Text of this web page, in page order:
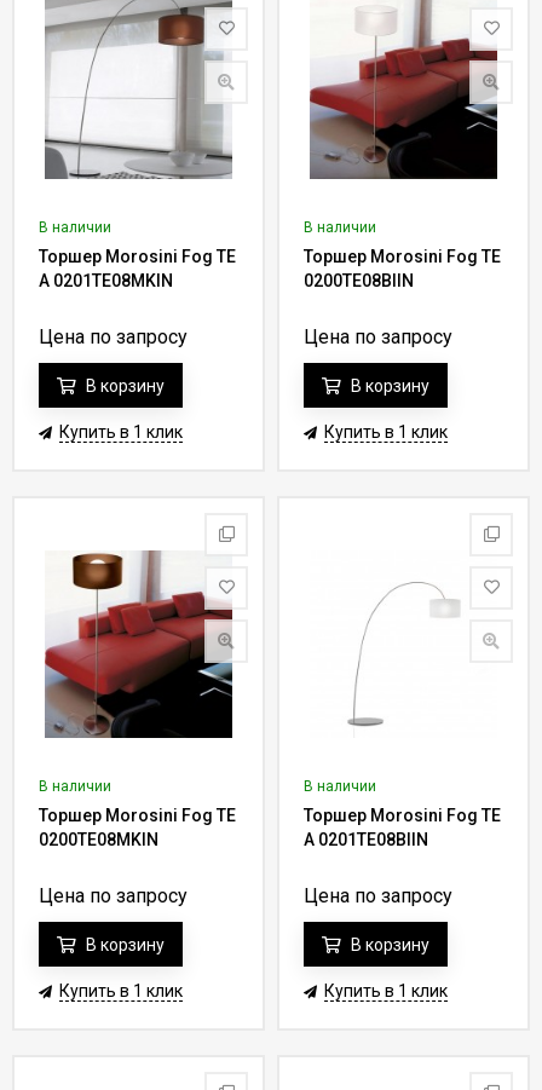
В наличии
Торшер Morosini Fog TE
A 0201TE08MKIN
Цена по запросу
В корзину
Купить в 1 клик
В наличии
Торшер Morosini Fog TE
0200TE08BIIN
Цена по запросу
В корзину
Купить в 1 клик
В наличии
Торшер Morosini Fog TE
0200TE08MKIN
Цена по запросу
В корзину
Купить в 1 клик
В наличии
Торшер Morosini Fog TE
A 0201TE08BIIN
Цена по запросу
В корзину
Купить в 1 клик